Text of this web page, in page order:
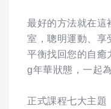
最好的方法就在這
室，聰明運動、享
平衡找回您的自癒
g年華狀態，一起
正式課程七大主題